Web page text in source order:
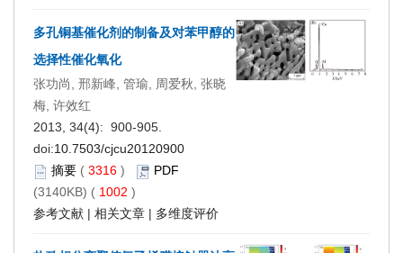
多孔铜基催化剂的制备及对苯甲醇的
选择性催化氧化
张功尚, 邢新峰, 管瑜, 周爱秋, 张晓
梅, 许效红
2013, 34(4): 900-905.
doi:10.7503/cjcu20120900
摘要 ( 3316 )
PDF
(3140KB) ( 1002 )
参考文献 | 相关文章 | 多维度评价